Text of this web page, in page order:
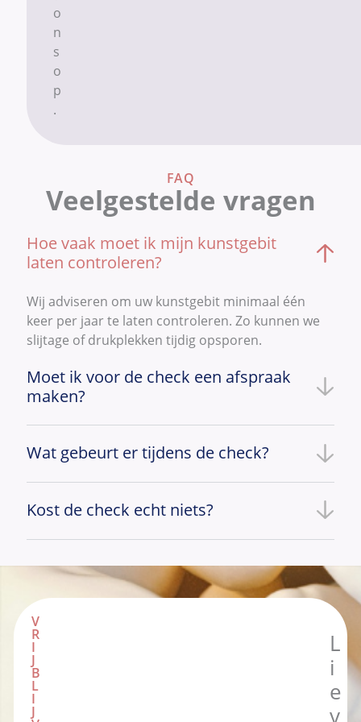
o
n
s
o
p
.
FAQ
Veelgestelde vragen
Hoe vaak moet ik mijn kunstgebit
laten controleren?
Wij adviseren om uw kunstgebit minimaal één
keer per jaar te laten controleren. Zo kunnen we
slijtage of drukplekken tijdig opsporen.
Moet ik voor de check een afspraak
maken?
Wat gebeurt er tijdens de check?
Kost de check echt niets?
V
R
I
J
B
L
I
J
L
i
e
v